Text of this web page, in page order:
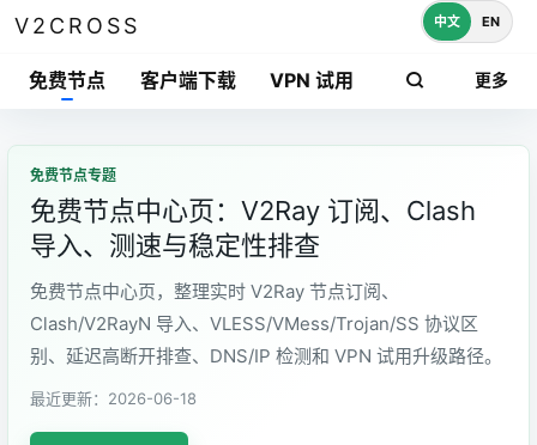
V2CROSS
免费节点 客户端下载 VPN 试用 更多
中文 EN
免费节点专题
免费节点中心页：V2Ray 订阅、Clash
导入、测速与稳定性排查
免费节点中心页，整理实时 V2Ray 节点订阅、
Clash/V2RayN 导入、VLESS/VMess/Trojan/SS 协议区
别、延迟高断开排查、DNS/IP 检测和 VPN 试用升级路径。
最近更新：2026-06-18